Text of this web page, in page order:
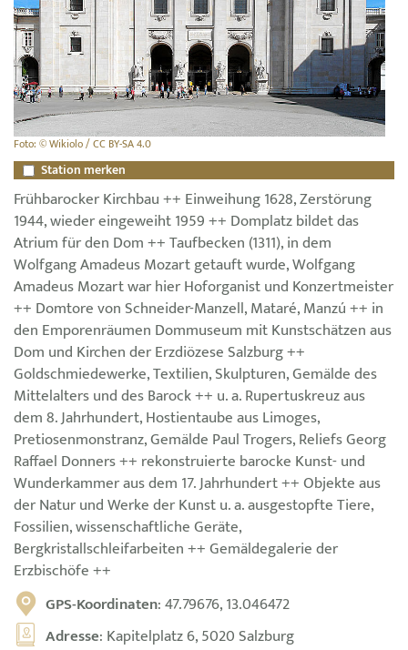
Foto: © Wikiolo / CC BY-SA 4.0
Station merken
Frühbarocker Kirchbau ++ Einweihung 1628, Zerstörung
1944, wieder eingeweiht 1959 ++ Domplatz bildet das
Atrium für den Dom ++ Taufbecken (1311), in dem
Wolfgang Amadeus Mozart getauft wurde, Wolfgang
Amadeus Mozart war hier Hoforganist und Konzertmeister
++ Domtore von Schneider-Manzell, Mataré, Manzú ++ in
den Emporenräumen Dommuseum mit Kunstschätzen aus
Dom und Kirchen der Erzdiözese Salzburg ++
Goldschmiedewerke, Textilien, Skulpturen, Gemälde des
Mittelalters und des Barock ++ u. a. Rupertuskreuz aus
dem 8. Jahrhundert, Hostientaube aus Limoges,
Pretiosenmonstranz, Gemälde Paul Trogers, Reliefs Georg
Raffael Donners ++ rekonstruierte barocke Kunst- und
Wunderkammer aus dem 17. Jahrhundert ++ Objekte aus
der Natur und Werke der Kunst u. a. ausgestopfte Tiere,
Fossilien, wissenschaftliche Geräte,
Bergkristallschleifarbeiten ++ Gemäldegalerie der
Erzbischöfe ++
GPS-Koordinaten: 47.79676, 13.046472
Adresse: Kapitelplatz 6, 5020 Salzburg